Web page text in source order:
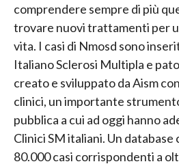
comprendere sempre di più
trovare nuovi trattamenti per
vita. I casi di Nmosd sono
Italiano Sclerosi Multipla e
creato e sviluppato da Aism
clinici, un importante
pubblica a cui ad oggi hanno
Clinici SM italiani. Un database
80.000 casi corrispondenti a